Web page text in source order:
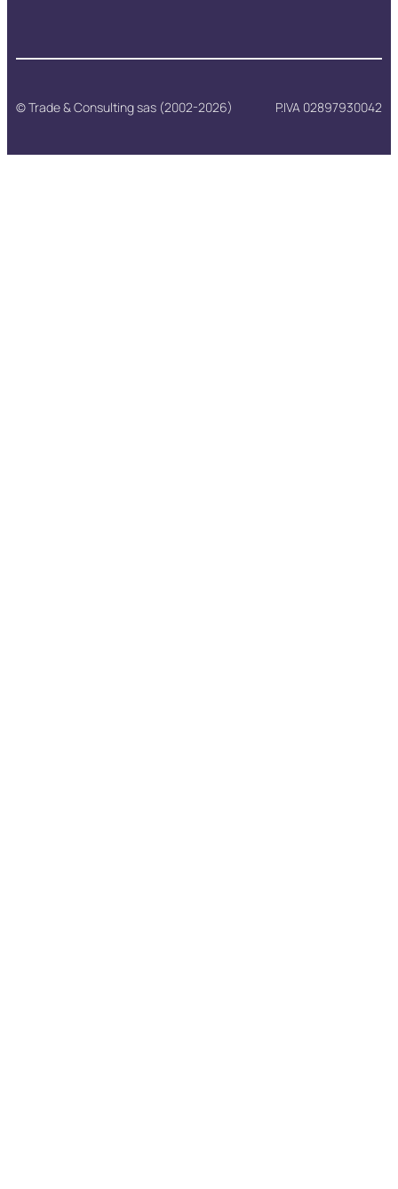
© Trade & Consulting sas (2002-2026) P.IVA 02897930042